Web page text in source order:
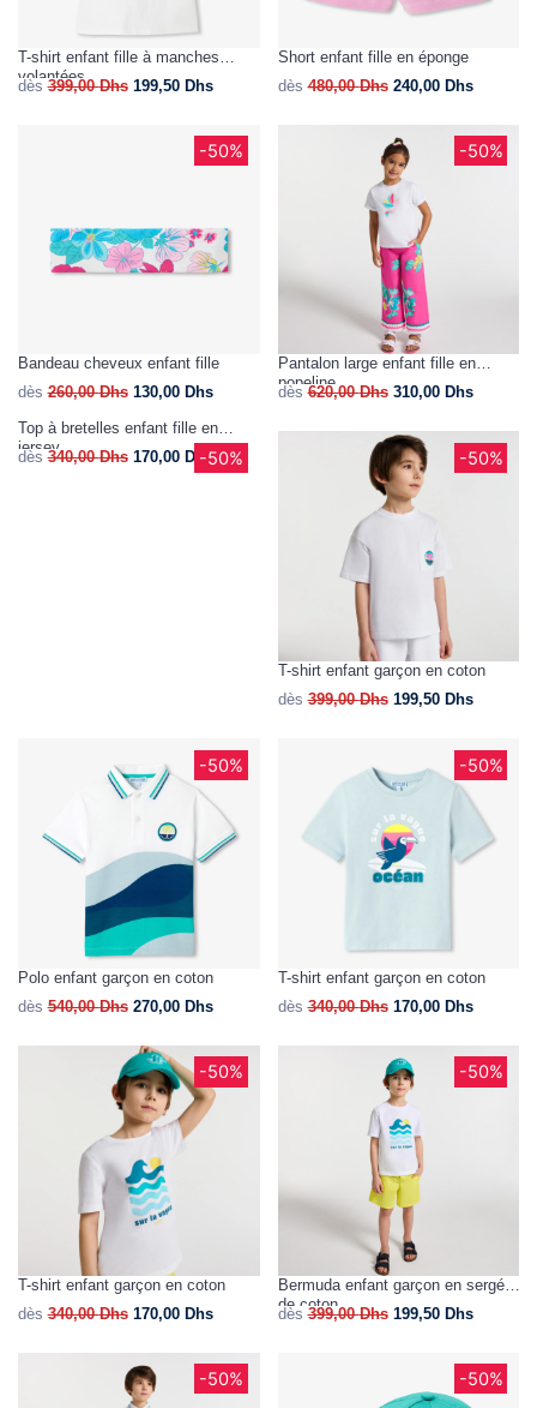
T-shirt enfant fille à manches
volantées
dès 399,00Dhs 199,50 Dhs
Short enfant fille en éponge
dès 480,00Dhs 240,00 Dhs
-50%
Bandeau cheveux enfant fille
dès 260,00Dhs 130,00 Dhs
-50%
Pantalon large enfant fille en
popeline
dès 620,00Dhs 310,00 Dhs
-50%
Top à bretelles enfant fille en
jersey
dès 340,00Dhs 170,00 Dhs -50%
T-shirt enfant garçon en coton
dès 399,00Dhs 199,50 Dhs
-50%
Polo enfant garçon en coton
dès 540,00Dhs 270,00 Dhs
-50%
T-shirt enfant garçon en coton
dès 340,00Dhs 170,00 Dhs
-50%
T-shirt enfant garçon en coton
dès 340,00Dhs 170,00 Dhs
-50%
Bermuda enfant garçon en sergé
de coton
dès 399,00Dhs 199,50 Dhs
-50% -50%